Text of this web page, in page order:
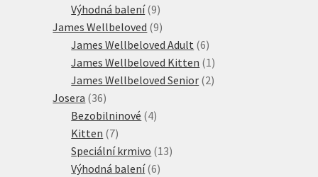
produktů
Výhodná balení 99
produktů
James Wellbeloved 99
produktů
James Wellbeloved Adult 66
produktů
James Wellbeloved Kitten 1 1
produkt
James Wellbeloved Senior 22
Josera 3636
produktů
Bezobilninové 44
Kitten 77
produktů
Speciální krmivo 1313
Výhodná balení 66